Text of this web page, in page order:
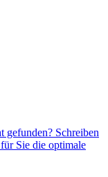
gefunden? Schreiben
Sie die optimale